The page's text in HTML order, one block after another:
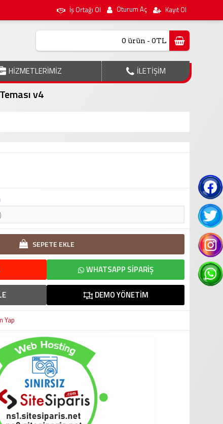
İş Ortağı Ol Oturum Aç Kayıt Ol
0 ürün - 0TL
HİZMETLERİMİZ İLETİŞİM
v4
SEPETE EKLE
WHATSAPP SIPARIŞ
DEMO YÖNETIM
Yap